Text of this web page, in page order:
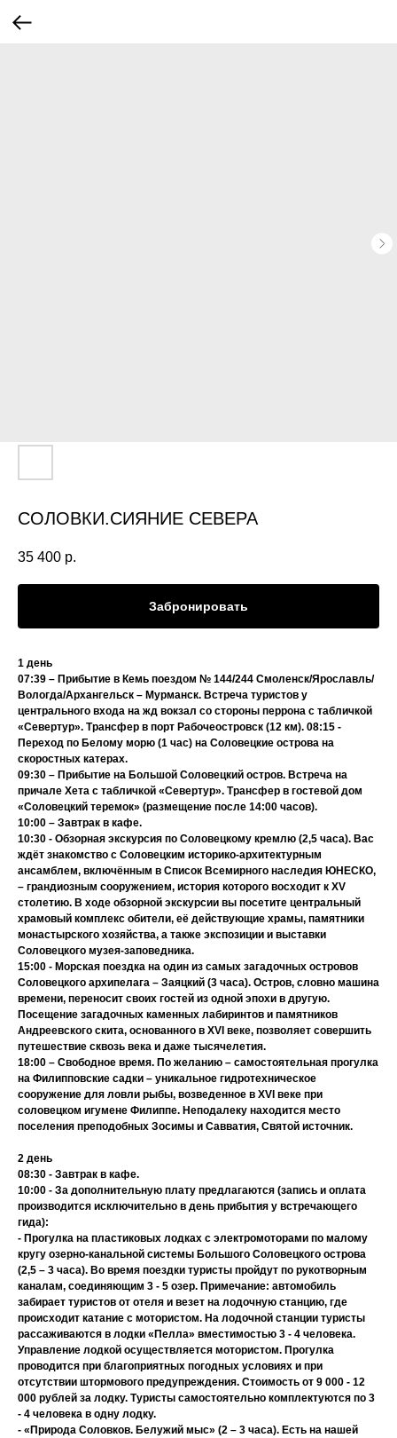
СОЛОВКИ.СИЯНИЕ СЕВЕРА
35 400 р.
Забронировать
1 день
07:39 – Прибытие в Кемь поездом № 144/244 Смоленск/Ярославль/
Вологда/Архангельск – Мурманск. Встреча туристов у
центрального входа на жд вокзал со стороны перрона с табличкой
«Севертур». Трансфер в порт Рабочеостровск (12 км). 08:15 -
Переход по Белому морю (1 час) на Соловецкие острова на
скоростных катерах.
09:30 – Прибытие на Большой Соловецкий остров. Встреча на
причале Хета с табличкой «Севертур». Трансфер в гостевой дом
«Соловецкий теремок» (размещение после 14:00 часов).
10:00 – Завтрак в кафе.
10:30 - Обзорная экскурсия по Соловецкому кремлю (2,5 часа). Вас
ждёт знакомство с Соловецким историко-архитектурным
ансамблем, включённым в Список Всемирного наследия ЮНЕСКО,
– грандиозным сооружением, история которого восходит к XV
столетию. В ходе обзорной экскурсии вы посетите центральный
храмовый комплекс обители, её действующие храмы, памятники
монастырского хозяйства, а также экспозиции и выставки
Соловецкого музея-заповедника.
15:00 - Морская поездка на один из самых загадочных островов
Соловецкого архипелага – Заяцкий (3 часа). Остров, словно машина
времени, переносит своих гостей из одной эпохи в другую.
Посещение загадочных каменных лабиринтов и памятников
Андреевского скита, основанного в XVI веке, позволяет совершить
путешествие сквозь века и даже тысячелетия.
18:00 – Свободное время. По желанию – самостоятельная прогулка
на Филипповские садки – уникальное гидротехническое
сооружение для ловли рыбы, возведенное в XVI веке при
соловецком игумене Филиппе. Неподалеку находится место
поселения преподобных Зосимы и Савватия, Святой источник.
2 день
08:30 - Завтрак в кафе.
10:00 - За дополнительную плату предлагаются (запись и оплата
производится исключительно в день прибытия у встречающего
гида):
- Прогулка на пластиковых лодках с электромоторами по малому
кругу озерно-канальной системы Большого Соловецкого острова
(2,5 – 3 часа). Во время поездки туристы пройдут по рукотворным
каналам, соединяющим 3 - 5 озер. Примечание: автомобиль
забирает туристов от отеля и везет на лодочную станцию, где
происходит катание с мотористом. На лодочной станции туристы
рассаживаются в лодки «Пелла» вместимостью 3 - 4 человека.
Управление лодкой осуществляется мотористом. Прогулка
проводится при благоприятных погодных условиях и при
отсутствии штормового предупреждения. Стоимость от 9 000 - 12
000 рублей за лодку. Туристы самостоятельно комплектуются по 3
- 4 человека в одну лодку.
- «Природа Соловков. Белужий мыс» (2 – 3 часа). Есть на нашей